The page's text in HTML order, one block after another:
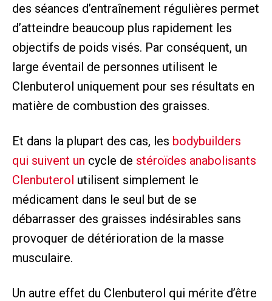
des séances d’entraînement régulières permet
d’atteindre beaucoup plus rapidement les
objectifs de poids visés. Par conséquent, un
large éventail de personnes utilisent le
Clenbuterol uniquement pour ses résultats en
matière de combustion des graisses.
Et dans la plupart des cas, les bodybuilders
qui suivent un cycle de stéroïdes anabolisants
Clenbuterol utilisent simplement le
médicament dans le seul but de se
débarrasser des graisses indésirables sans
provoquer de détérioration de la masse
musculaire.
Un autre effet du Clenbuterol qui mérite d’être